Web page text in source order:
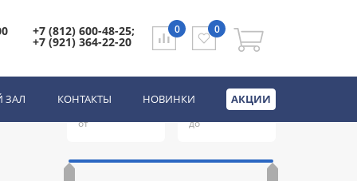
+7 (812) 600-48-25;
+7 (921) 364-22-20
0 0
ЗАЛ КОНТАКТЫ НОВИНКИ АКЦИИ
от до